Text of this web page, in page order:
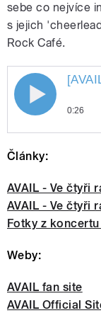
pause
sebe co nejvíce
s jejich
Rock Café.
[AVAIL] -
pause
0:26
Články:
AVAIL - Ve čtyři
AVAIL - Ve čtyři
Fotky z
Weby:
AVAIL fan site
AVAIL Official